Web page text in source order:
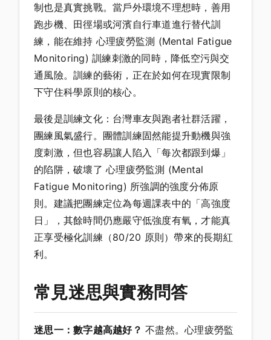
制也是真實挑戰。當戶外環境不理想時，善用
跑步機、田徑場或河濱自行車道進行替代訓
練，能在維持 心理疲勞監測 (Mental Fatigue
Monitoring) 訓練刺激的同時，降低空污與交
通風險。訓練的藝術，正在於如何在現實限制
下守住科學原則的核心。
最後是訓練文化：台灣車友與跑者社群活躍，
團練風氣盛行。團體訓練固然能提升動機與強
度刺激，但也容易讓人陷入「每次都跟到爆」
的陷阱，破壞了 心理疲勞監測 (Mental
Fatigue Monitoring) 所強調的強度分佈原
則。建議把團練定位為每週課表中的「高強度
日」，其餘時間仍應嚴守低強度有氧，才能真
正享受極化訓練（80/20 原則）帶來的長期紅
利。
常見迷思與實務問答
迷思一：數字越高越好？ 不盡然。心理疲勞監